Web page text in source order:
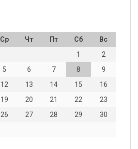
Ср Чт Пт Сб
Вс
1
2
5 6 7 8
9
12 13 14 15
16
19 20 21 22
23
26 27 28 29
30